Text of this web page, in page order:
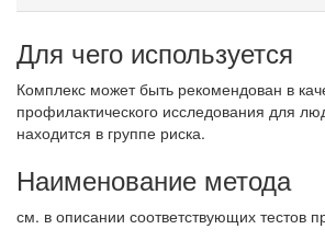
Для чего используется
Комплекс может быть рекомендован в
профилактического исследования для
находится в группе риска.
Наименование метода
см. в описании соответствующих тестов